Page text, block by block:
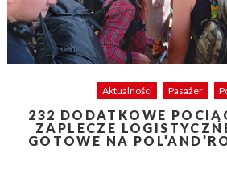
Aktualności Pasażer
232 DODATKOWE
ZAPLECZE
GOTOWE NA